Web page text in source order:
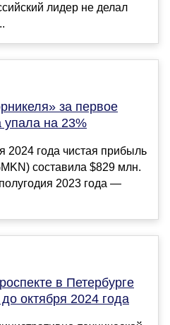
лидер не делал
за первое
упала на 23%
2024 года чистая прибыль
составила $829 млн.
2023 года —
в Петербурге
октября 2024 года